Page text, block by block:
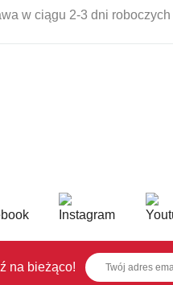
w ciągu 2-3 dni roboczych
na bieżąco!